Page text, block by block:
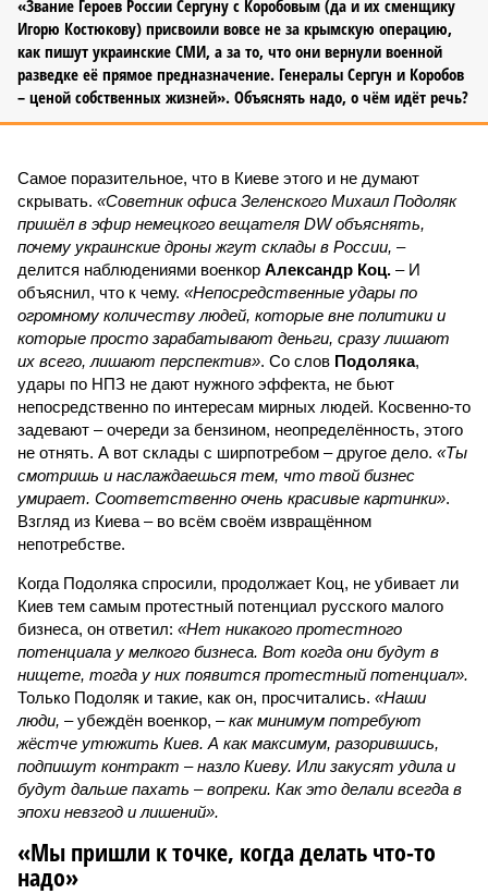
«Звание Героев России Сергуну с Коробовым (да и их сменщику
Игорю Костюкову) присвоили вовсе не за крымскую операцию,
как пишут украинские СМИ, а за то, что они вернули военной
разведке её прямое предназначение. Генералы Сергун и Коробов
– ценой собственных жизней». Объяснять надо, о чём идёт речь?
Самое поразительное, что в Киеве этого и не думают
скрывать. «Советник офиса Зеленского Михаил Подоляк
пришёл в эфир немецкого вещателя DW объяснять,
почему украинские дроны жгут склады в России, –
делится наблюдениями военкор Александр Коц. – И
объяснил, что к чему. «Непосредственные удары по
огромному количеству людей, которые вне политики и
которые просто зарабатывают деньги, сразу лишают
их всего, лишают перспектив». Со слов Подоляка,
удары по НПЗ не дают нужного эффекта, не бьют
непосредственно по интересам мирных людей. Косвенно-то
задевают – очереди за бензином, неопределённость, этого
не отнять. А вот склады с ширпотребом – другое дело. «Ты
смотришь и наслаждаешься тем, что твой бизнес
умирает. Соответственно очень красивые картинки».
Взгляд из Киева – во всём своём извращённом
непотребстве.
Когда Подоляка спросили, продолжает Коц, не убивает ли
Киев тем самым протестный потенциал русского малого
бизнеса, он ответил: «Нет никакого протестного
потенциала у мелкого бизнеса. Вот когда они будут в
нищете, тогда у них появится протестный потенциал».
Только Подоляк и такие, как он, просчитались. «Наши
люди, – убеждён военкор, –как минимум потребуют
жёстче утюжить Киев. А как максимум, разорившись,
подпишут контракт – назло Киеву. Или закусят удила и
будут дальше пахать – вопреки. Как это делали всегда в
эпохи невзгод и лишений».
«Мы пришли к точке, когда делать что-то
надо»